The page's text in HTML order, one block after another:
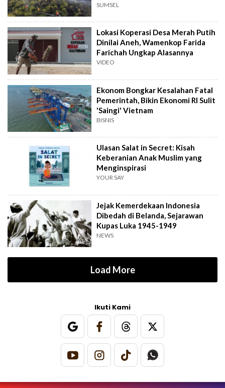
SUMSEL
Lokasi Koperasi Desa Merah Putih
Dinilai Aneh, Wamenkop Farida
Farichah Ungkap Alasannya
VIDEO
Ekonom Bongkar Kesalahan Fatal
Pemerintah, Bikin Ekonomi RI Sulit
'Saingi' Vietnam
BISNIS
Ulasan Salat in Secret: Kisah
Keberanian Anak Muslim yang
Menginspirasi
YOUR SAY
Jejak Kemerdekaan Indonesia
Dibedah di Belanda, Sejarawan
Kupas Luka 1945-1949
NEWS
Load More
Ikuti Kami